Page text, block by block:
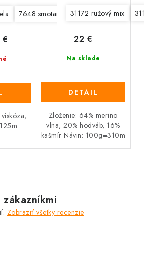
7648 smotanová 7649 svetlá béžová
€
31172 ružový mix
Na sklade
22 €
DETAIL
Zloženie: 64% merino
vlna, 20% hodváb, 16%
kašmír Návin: 100g=310m
zákazníkmi
Zobraziť všetky recenzie